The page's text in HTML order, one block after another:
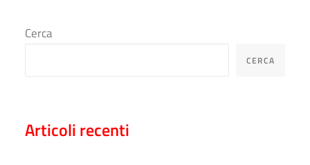
Cerca
CERCA
Articoli recenti